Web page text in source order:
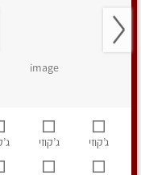
ג’קוזי ג’קוזי